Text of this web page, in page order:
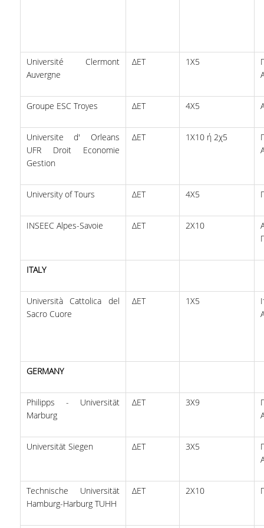
ΑΠΟΦΟΙΤΟΙ
ΑΓΓΕΛΙΕΣ ΓΙΑ ΕΡΓΑΣΙΑ
ΠΡΟΟΠΤΙΚΕΣ ΑΠΟΦΟΙΤΩΝ
ΓΡΑΦΕΙΟ ΔΙΑΣΥΝΔΕΣΗΣ
ΝΕΑ
ΝΕΑ ΤΟΥ ΤΜΗΜΑΤΟΣ
ΕΠΙΚΟΙΝΩΝΙΑ
Université Clermont
Auvergne
ΔΕΤ 1X5
Groupe ESC Troyes ΔΕΤ 4Χ5
Universite d' Orleans
UFR Droit Economie
Gestion
ΔΕΤ 1Χ10 ή 2χ5
University of Tours ΔΕΤ 4Χ5
INSEEC Alpes-Savoie ΔΕΤ 2Χ10
ITALY
Università Cattolica del
Sacro Cuore
ΔΕΤ 1X5
GERMANY
Philipps - Universität
Marburg
ΔΕΤ 3Χ9
Universität Siegen ΔΕΤ 3Χ5
Technische Universität
Hamburg-Harburg TUHH
ΔΕΤ 2Χ10